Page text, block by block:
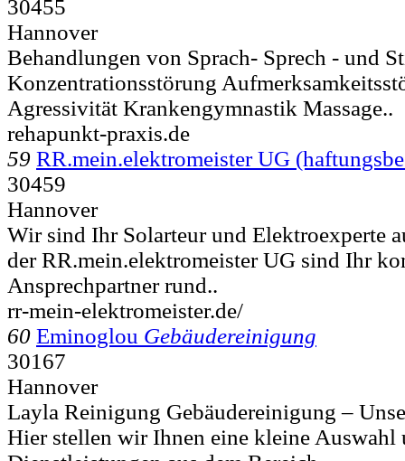
30455
Hannover
Behandlungen von Sprach- Sprech - und
Konzentrationsstörung
Agressivität Krankengymnastik Massage..
rehapunkt-praxis.de
59 RR.mein.elektromeister UG
30459
Hannover
Wir sind Ihr Solarteur und Elektroexperte
der RR.mein.elektromeister UG sind Ihr
Ansprechpartner rund..
rr-mein-elektromeister.de/
60 Eminoglou Gebäudereinigung
30167
Hannover
Layla Reinigung Gebäudereinigung –
Hier stellen wir Ihnen eine kleine Auswahl